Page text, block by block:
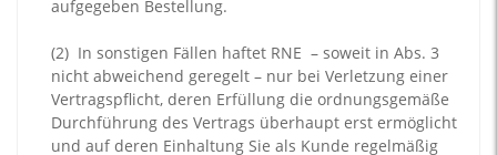
aufgegeben Bestellung.
(2) In sonstigen Fällen haftet RNE – soweit in Abs. 3
nicht abweichend geregelt – nur bei Verletzung einer
Vertragspflicht, deren Erfüllung die ordnungsgemäße
Durchführung des Vertrags überhaupt erst ermöglicht
und auf deren Einhaltung Sie als Kunde regelmäßig